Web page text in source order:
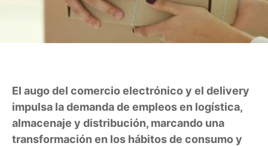
El augo del comercio electrónico y el delivery
impulsa la demanda de empleos en logística,
almacenaje y distribución, marcando una
transformación en los hábitos de consumo y